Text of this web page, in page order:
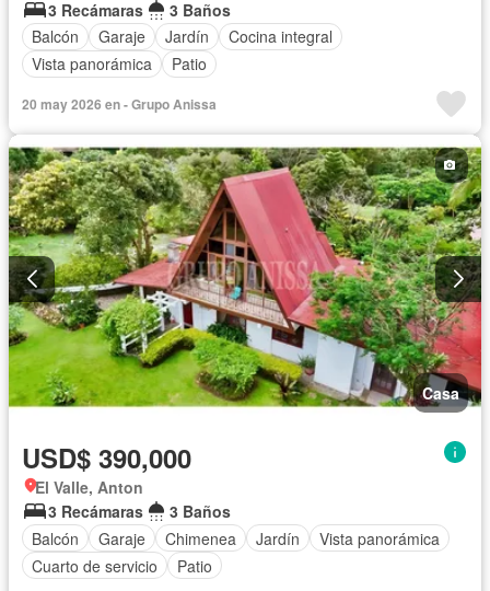
3 Recámaras
3 Baños
Balcón
Garaje Jardín
Cocina integral
Vista panorámica
Patio
20 may 2026 en - Grupo Anissa
Casa
USD$ 390,000
El Valle, Anton
3 Recámaras
3 Baños
Balcón
Garaje Chimenea Jardín
Vista panorámica
Cuarto de servicio
Patio